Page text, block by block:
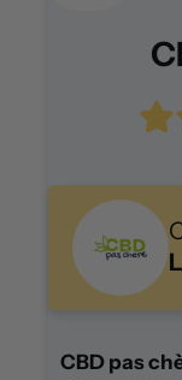
CBD pas